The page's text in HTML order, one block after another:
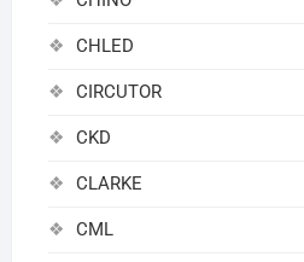
CHLED
CIRCUTOR
CKD
CLARKE
CML